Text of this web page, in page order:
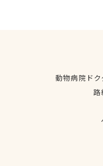
動物病院ド
路